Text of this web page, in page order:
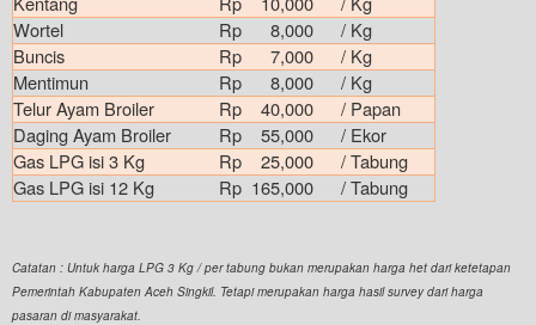
Wortel
Rp 8,000
/ Kg
Buncis
Rp 7,000
/ Kg
Mentimun
Rp 8,000
/ Kg
Telur Ayam Broiler
Rp 40,000
/ Papan
Daging Ayam Broiler
Rp 55,000
/ Ekor
Gas LPG isi 3 Kg
Rp 25,000
/ Tabung
Gas LPG isi 12 Kg
Rp 165,000 / Tabung
Catatan : Untuk harga LPG 3 Kg / per tabung bukan merupakan harga het dari ketetapan
Pemerintah Kabupaten Aceh Singkil. Tetapi merupakan harga hasil survey dari harga
pasaran di masyarakat.